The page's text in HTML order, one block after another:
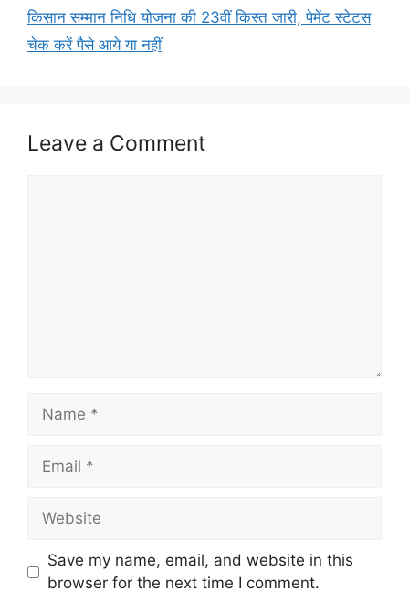
किसान सम्मान निधि योजना की 23वीं किस्त जारी, पेमेंट स्टेटस
चेक करें पैसे आये या नहीं
Leave a Comment
Name
Email
Website
Save my name, email, and website in this
browser for the next time I comment.